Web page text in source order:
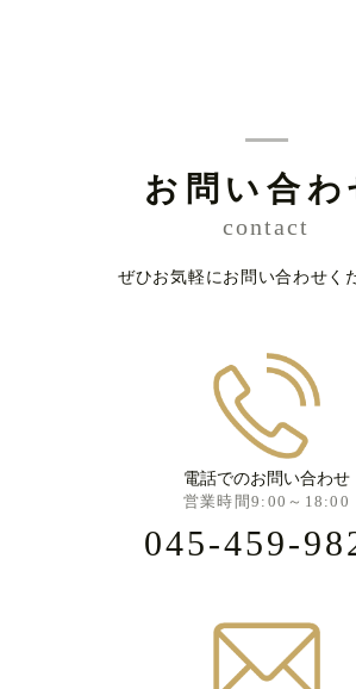
お問い合わ
contact
ぜひお気軽にお問い合わせく
電話でのお問い合わせ
営業時間9:00～18:00
045-459-